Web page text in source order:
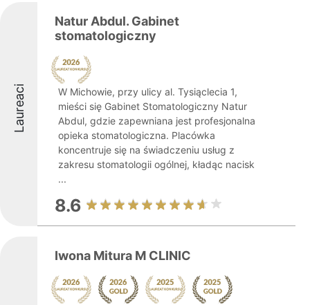
Laureaci
Natur Abdul. Gabinet
stomatologiczny
W Michowie, przy ulicy al. Tysiąclecia 1,
mieści się Gabinet Stomatologiczny Natur
Abdul, gdzie zapewniana jest profesjonalna
opieka stomatologiczna. Placówka
koncentruje się na świadczeniu usług z
zakresu stomatologii ogólnej, kładąc nacisk
...
8.6
Iwona Mitura M CLINIC